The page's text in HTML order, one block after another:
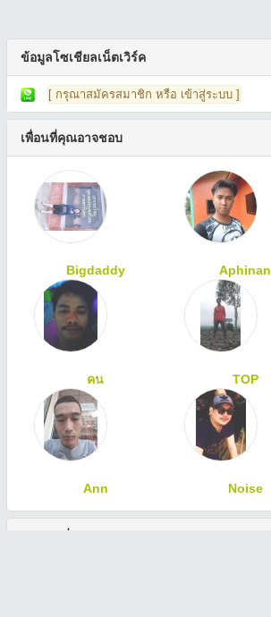
ข้อมูลโซเชียลเน็ตเวิร์ค
[ กรุณาสมัครสมาชิก หรือ เข้าสู่ระบบ ]
เพื่อนที่คุณอาจชอบ
Bigdaddy Aphinan
คน TOP
Ann Noise